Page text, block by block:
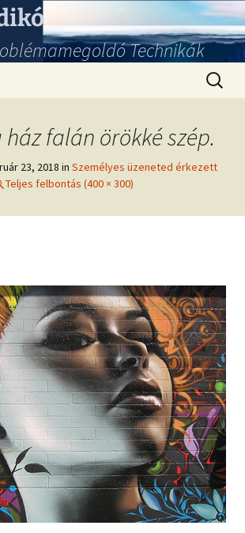
Technikák
ház falán örökké szép.
23, 2018 in Személyes üzeneted érkezett
Teljes felbontás (400 × 300)